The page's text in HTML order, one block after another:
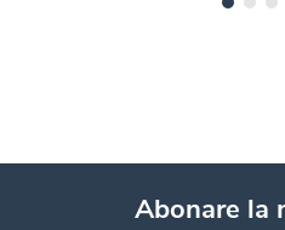
Abonare la